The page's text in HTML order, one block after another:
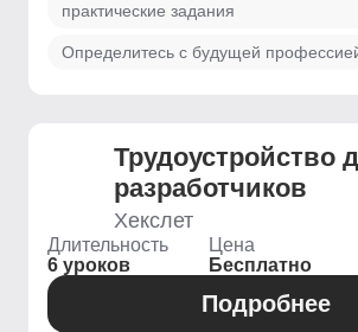
практические задания
Определитесь с будущей
Трудоустройство
разработчиков
Хекслет
Длительность
6 уроков
Цена
Бесплатно
Подробнее